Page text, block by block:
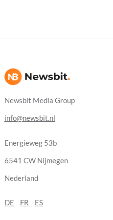
Newsbit Media Group
info@newsbit.nl
Energieweg 53b
6541 CW Nijmegen
Nederland
DE FR ES